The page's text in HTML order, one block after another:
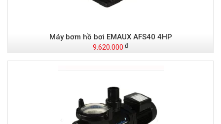
Máy bơm hồ bơi EMAUX AFS40 4HP
9.620.000